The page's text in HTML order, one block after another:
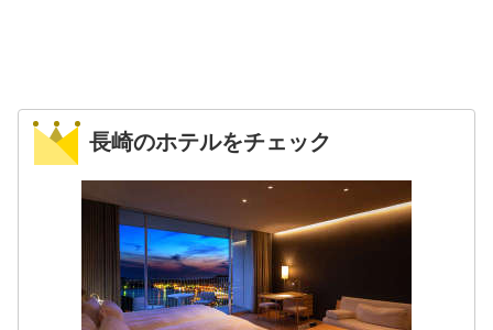
長崎のホテルをチェック